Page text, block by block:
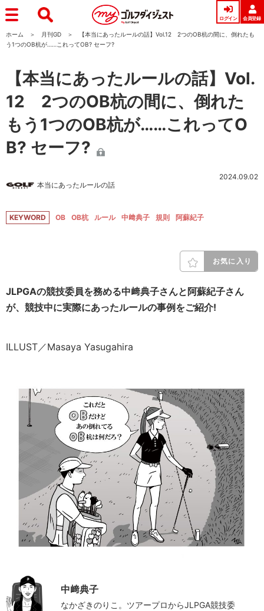
ログイン 会員登録
ホーム 月刊GD
【本当にあったルールの話】Vol.12 2つのOB杭の間に、倒れたも
う1つのOB杭が……これってOB? セーフ?
【本当にあったルールの話】Vol.
12 2つのOB杭の間に、倒れた
もう1つのOB杭が……これってO
B? セーフ?
本当にあったルールの話
2024.09.02
KEYWORD OB OB杭 ルール 中﨑典子 規則 阿蘇紀子
お気に入り
JLPGAの競技委員を務める中﨑典子さんと阿蘇紀子さん
が、競技中に実際にあったルールの事例をご紹介!
ILLUST／Masaya Yasugahira
中﨑典子
なかざきのりこ。ツアープロからJLPGA競技委